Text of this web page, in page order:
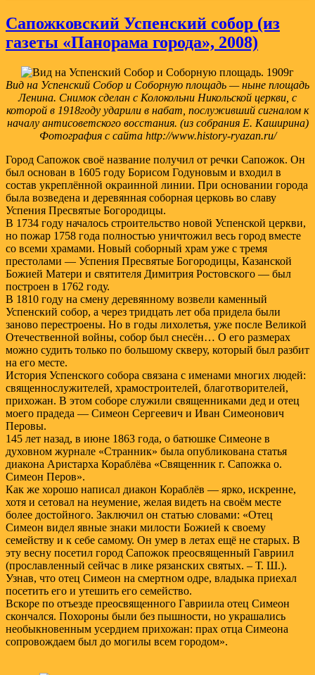
Сапожковский Успенский собор (из
газеты «Панорама города», 2008)
Вид на Успенский Собор и Соборную площадь — ныне площадь
Ленина. Снимок сделан с Колокольни Никольской церкви, с
которой в 1918году ударили в набат, послуживший сигналом к
началу антисоветского восстания. (из собрания Е. Каширина)
Фотография с сайта http://www.history-ryazan.ru/
Город Сапожок своё название получил от речки Сапожок. Он
был основан в 1605 году Борисом Годуновым и входил в
состав укреплённой окраинной линии. При основании города
была возведена и деревянная соборная церковь во славу
Успения Пресвятые Богородицы.
В 1734 году началось строительство новой Успенской церкви,
но пожар 1758 года полностью уничтожил весь город вместе
со всеми храмами. Новый соборный храм уже с тремя
престолами — Успения Пресвятые Богородицы, Казанской
Божией Матери и святителя Димитрия Ростовского — был
построен в 1762 году.
В 1810 году на смену деревянному возвели каменный
Успенский собор, а через тридцать лет оба придела были
заново перестроены. Но в годы лихолетья, уже после Великой
Отечественной войны, собор был снесён… О его размерах
можно судить только по большому скверу, который был разбит
на его месте.
История Успенского собора связана с именами многих людей:
священнослужителей, храмостроителей, благотворителей,
прихожан. В этом соборе служили священниками дед и отец
моего прадеда — Симеон Сергеевич и Иван Симеонович
Перовы.
145 лет назад, в июне 1863 года, о батюшке Симеоне в
духовном журнале «Странник» была опубликована статья
диакона Аристарха Кораблёва «Священник г. Сапожка о.
Симеон Перов».
Как же хорошо написал диакон Кораблёв — ярко, искренне,
хотя и сетовал на неумение, желая видеть на своём месте
более достойного. Заключил он статью словами: «Отец
Симеон видел явные знаки милости Божией к своему
семейству и к себе самому. Он умер в летах ещё не старых. В
эту весну посетил город Сапожок преосвященный Гавриил
(прославленный сейчас в лике рязанских святых. – Т. Ш.).
Узнав, что отец Симеон на смертном одре, владыка приехал
посетить его и утешить его семейство.
Вскоре по отъезде преосвященного Гавриила отец Симеон
скончался. Похороны были без пышности, но украшались
необыкновенным усердием прихожан: прах отца Симеона
сопровождаем был до могилы всем городом».